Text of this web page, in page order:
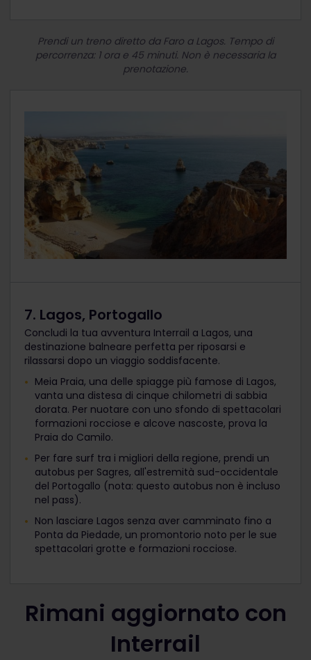
Prendi un treno diretto da Faro a Lagos. Tempo di
percorrenza: 1 ora e 45 minuti. Non è necessaria la
prenotazione.
7. Lagos, Portogallo
Concludi la tua avventura Interrail a Lagos, una
destinazione balneare perfetta per riposarsi e
rilassarsi dopo un viaggio soddisfacente.
Meia Praia, una delle spiagge più famose di Lagos,
vanta una distesa di cinque chilometri di sabbia
dorata. Per nuotare con uno sfondo di spettacolari
formazioni rocciose e alcove nascoste, prova la
Praia do Camilo.
Per fare surf tra i migliori della regione, prendi un
autobus per Sagres, all'estremità sud-occidentale
del Portogallo (nota: questo autobus non è incluso
nel pass).
Non lasciare Lagos senza aver camminato fino a
Ponta da Piedade, un promontorio noto per le sue
spettacolari grotte e formazioni rocciose.
Rimani aggiornato con
Interrail